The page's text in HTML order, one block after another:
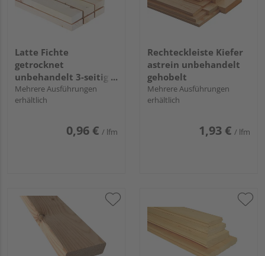
Latte Fichte
getrocknet
unbehandelt 3-seitig
gehobelt, 1-seitig
egalisiert, Sexta+
Mehrere Ausführungen
erhältlich
0,96 € / lfm
Rechteckleiste Kiefer
astrein unbehandelt
gehobelt
Mehrere Ausführungen
erhältlich
1,93 € / lfm